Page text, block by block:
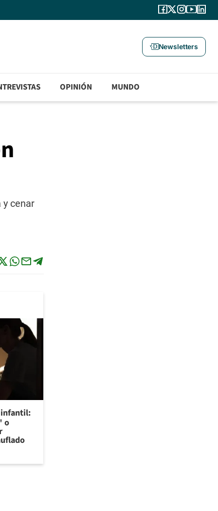
Newsletters
OPINIÓN MUNDO
y cenar
o